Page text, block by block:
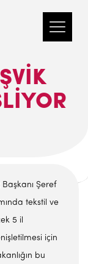
Şeref
tekstil ve
5 il
için
bu